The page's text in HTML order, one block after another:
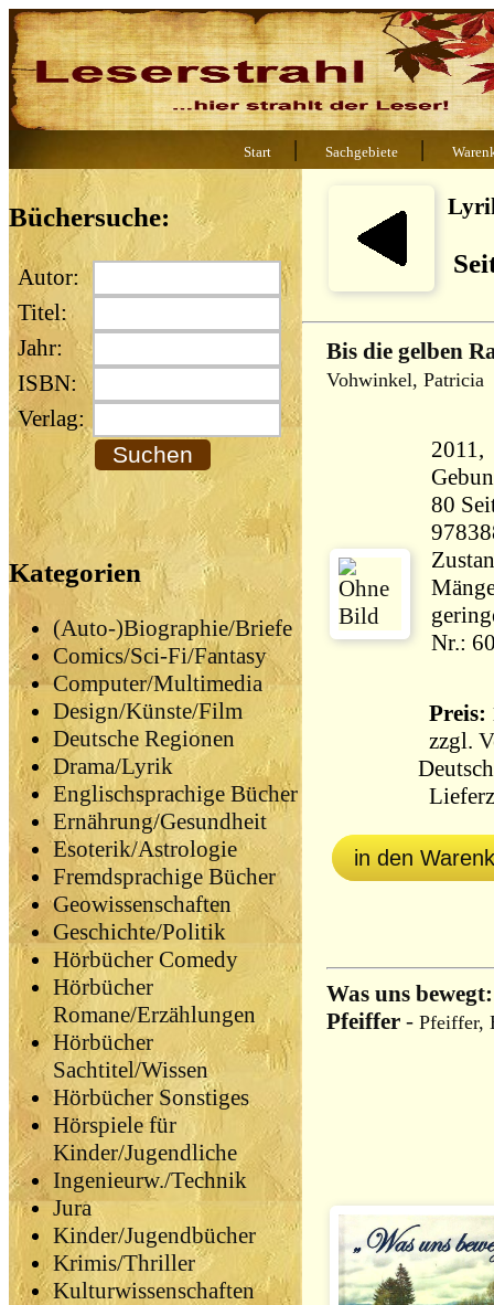
Start | Sachgebiete |
Büchersuche:
Autor:
Titel:
Jahr:
ISBN:
Verlag:
Kategorien
(Auto-)Biographie/Briefe
Comics/Sci-Fi/Fantasy
Computer/Multimedia
Design/Künste/Film
Deutsche Regionen
Drama/Lyrik
Englischsprachige Bücher
Ernährung/Gesundheit
Esoterik/Astrologie
Fremdsprachige Bücher
Geowissenschaften
Geschichte/Politik
Hörbücher Comedy
Hörbücher
Romane/Erzählungen
Hörbücher
Sachtitel/Wissen
Hörbücher Sonstiges
Hörspiele für
Kinder/Jugendliche
Ingenieurw./Technik
Jura
Kinder/Jugendbücher
Krimis/Thriller
Kulturwissenschaften
Bis die gelben
Vohwinkel, Patricia
2011,
80 Seiten
Nr.:
Preis:
zzgl.
in den
Was uns
Pfeiffer - Pfeiffer,